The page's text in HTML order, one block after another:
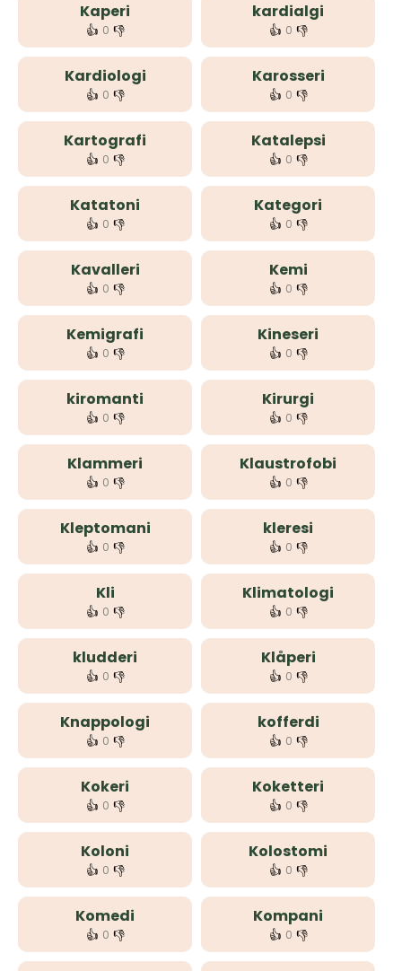
Kaperi
👍 0 👎
kardialgi
👍 0 👎
Kardiologi
👍 0 👎
Karosseri
👍 0 👎
Kartografi
👍 0 👎
Katalepsi
👍 0 👎
Katatoni
👍 0 👎
Kategori
👍 0 👎
Kavalleri
👍 0 👎
Kemi
👍 0 👎
Kemigrafi
👍 0 👎
Kineseri
👍 0 👎
kiromanti
👍 0 👎
Kirurgi
👍 0 👎
Klammeri
👍 0 👎
Klaustrofobi
👍 0 👎
Kleptomani
👍 0 👎
kleresi
👍 0 👎
Kli
👍 0 👎
Klimatologi
👍 0 👎
kludderi
👍 0 👎
Klåperi
👍 0 👎
Knappologi
👍 0 👎
kofferdi
👍 0 👎
Kokeri
👍 0 👎
Koketteri
👍 0 👎
Koloni
👍 0 👎
Kolostomi
👍 0 👎
Komedi
👍 0 👎
Kompani
👍 0 👎